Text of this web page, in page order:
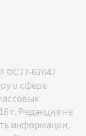
ФС77-67642
в сфере
г. Редакция не
информации,